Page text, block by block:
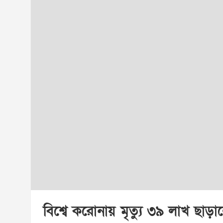
বিশ্বে করোনায় মৃত্যু ৩৯ লাখ